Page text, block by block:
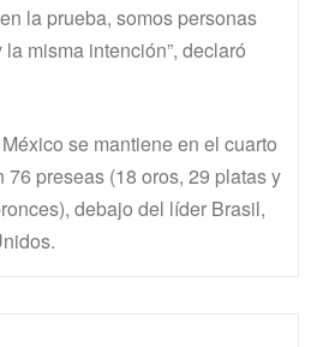
la prueba, somos personas
misma intención”, declaró
se mantiene en el cuarto
preseas (18 oros, 29 platas y
debajo del líder Brasil,